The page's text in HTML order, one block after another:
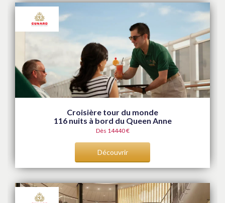
Croisière tour du monde
116 nuits à bord du Queen Anne
Dès 14440 €
Découvrir